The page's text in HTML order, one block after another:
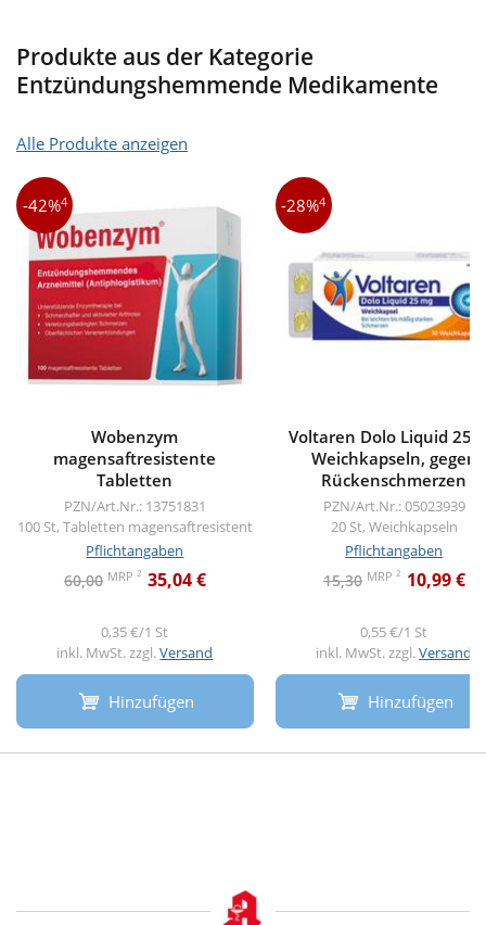
Produkte aus der Kategorie
Entzündungshemmende Medikamente
Alle Produkte anzeigen
-42%4
Wobenzym
magensaftresistente
Tabletten
PZN/Art.Nr.: 13751831
100 St, Tabletten magensaftresistent
Pflichtangaben
60,00 MRP 2 35,04 €
0,35 €/1 St
inkl. MwSt. zzgl.Versand
Hinzufügen
-28%4
Voltaren Dolo Liquid 25
Weichkapseln, gegen
Rückenschmerzen
PZN/Art.Nr.: 05023939
20 St, Weichkapseln
Pflichtangaben
15,30 MRP 2 10,99 €
0,55 €/1 St
inkl. MwSt. zzgl.Versand
Hinzufügen